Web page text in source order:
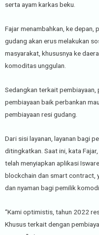
serta ayam karkas beku.
Fajar menambahkan, ke
gudang akan erus melakukan
masyarakat, khususnya ke
komoditas unggulan.
Sedangkan terkait
pembiayaan baik perbankan
pembiayaan resi gudang.
Dari sisi layanan, layanan bagi
ditingkatkan. Saat ini, kata
telah menyiapkan aplikasi
blockchain dan smart contract,
dan nyaman bagi pemilik
“Kami optimistis, tahun 2022
Khusus terkait dengan